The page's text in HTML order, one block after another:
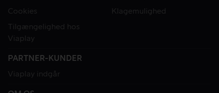
Cookies
Klagemulighed
Tilgængelighed hos
Viaplay
PARTNER-KUNDER
Viaplay indgår